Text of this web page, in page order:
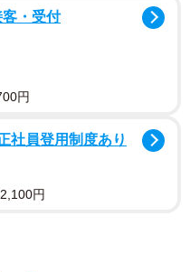
して受話器を取ります。
どうしても聞き取れませ
と確認してもらわないと
戦しても上手くいかない
・受付
円
社員登用制度あり
円